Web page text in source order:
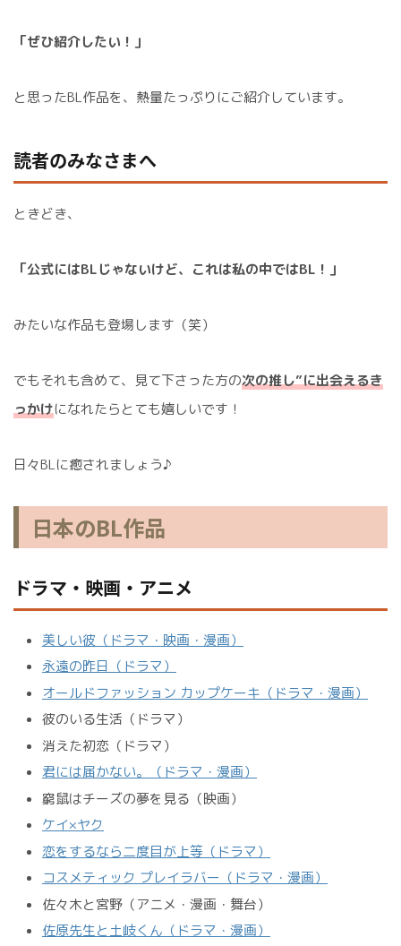
「ぜひ紹介したい！」
と思ったBL作品を、熱量たっぷりにご紹介しています。
読者のみなさまへ
ときどき、
「公式にはBLじゃないけど、これは私の中ではBL！」
みたいな作品も登場します（笑）
でもそれも含めて、見て下さった方の次の推し”に出会えるき
っかけになれたらとても嬉しいです！
日々BLに癒されましょう♪
日本のBL作品
ドラマ・映画・アニメ
美しい彼（ドラマ・映画・漫画）
永遠の昨日（ドラマ）
オールドファッション カップケーキ（ドラマ・漫画）
彼のいる生活（ドラマ）
消えた初恋（ドラマ）
君には届かない。（ドラマ・漫画）
窮鼠はチーズの夢を見る（映画）
ケイ×ヤク
恋をするなら二度目が上等（ドラマ）
コスメティック プレイラバー（ドラマ・漫画）
佐々木と宮野（アニメ・漫画・舞台）
佐原先生と土岐くん（ドラマ・漫画）